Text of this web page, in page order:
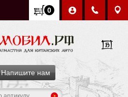
0
Напишите нам